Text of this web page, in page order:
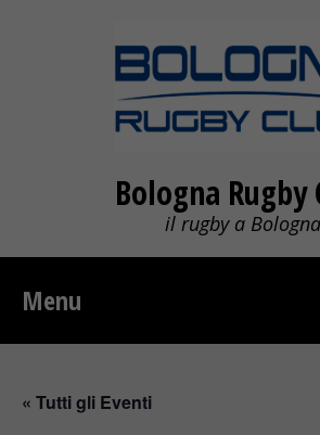
Bologna Rugby
il rugby a Bologna
Menu
« Tutti gli Eventi